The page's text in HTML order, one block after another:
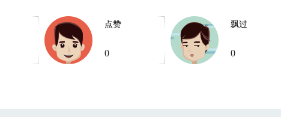
点赞
0
飘过
0